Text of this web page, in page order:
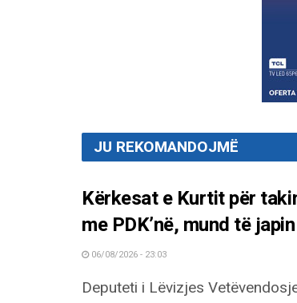
JU REKOMANDOJMË
Kërkesat e Kurtit për
me PDK’në, mund të
06/08/2026 - 23:03
Deputeti i Lëvizjes